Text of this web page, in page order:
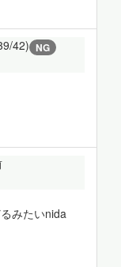
42) NG
みたいnida